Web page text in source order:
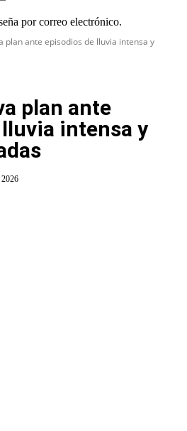
por correo electrónico.
plan ante episodios de lluvia intensa y
plan ante
intensa y
2026